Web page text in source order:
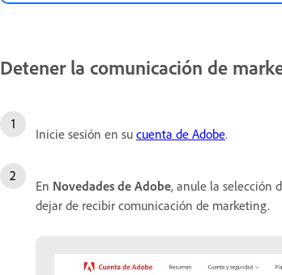
Detener la comunicación de
Inicie sesión en su cuenta de Adobe.
En Novedades de Adobe, anule la selección
dejar de recibir comunicación de marketing.